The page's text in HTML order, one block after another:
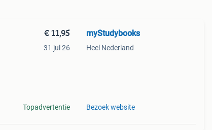
€ 11,95
31 jul 26
Topadvertentie
myStudybooks
Heel Nederland
Bezoek website